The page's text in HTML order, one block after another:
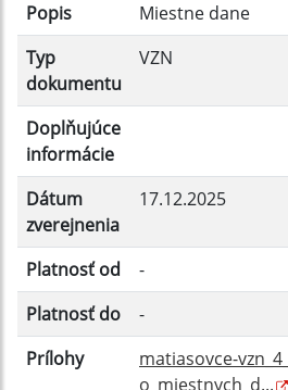
Popis
Miestne dane
Typ
dokumentu
VZN
Doplňujúce
informácie
Dátum
zverejnenia
17.12.2025
Platnosť od
-
Platnosť do
-
Prílohy
matiasovce-
o_miestnych_d...